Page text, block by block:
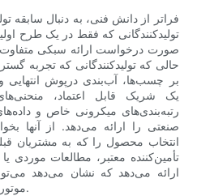
فراتر از دانش فنی، به دنبال سابقه
تولیدکنندگانی که فقط در یک طرح
صورت درخواست ارائه سبکی متفاوت،
حالی که تولیدکنندگانی که تجربه
بر چسب‌ها، آب‌بندی درپوش
یک شریک قابل اعتماد،
رتبه‌بندی‌های میکرونی خاص و
صنعتی را ارائه می‌دهد. از آنها
انتخاب محصول را که به مشتریان
تأمین‌کننده معتبر، مطالعات موردی
ارائه می‌دهد که نشان می‌دهد
موتور و برنامه نگهداری مطابقت دهند.